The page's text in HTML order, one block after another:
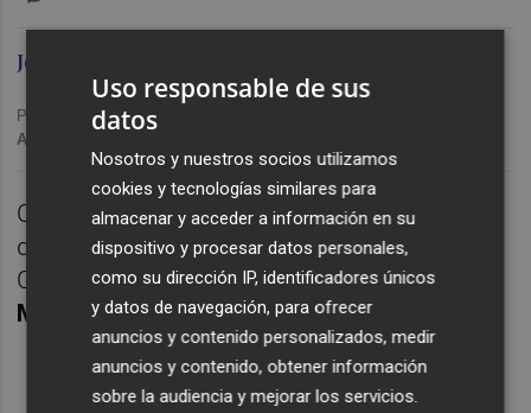
Jose Luis Gual
Publicado: 23/12/2024 ·
Actualizado: 23/12/2024 · 19:18
CASTELLÓ. En 'Conexión Orellut' el análisis
de la derrota ante elElche CFenCastalia
Con
Toni Gascó,Vicente GuillamónySergio
Mantecón.
Uso responsable de sus
datos
Nosotros y nuestros socios utilizamos
cookies y tecnologías similares para
almacenar y acceder a información en su
dispositivo y procesar datos personales,
como su dirección IP, identificadores únicos
y datos de navegación, para ofrecer
anuncios y contenido personalizados, medir
anuncios y contenido, obtener información
sobre la audiencia y mejorar los servicios.